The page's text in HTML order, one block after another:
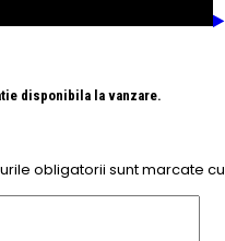
disponibila la vanzare.
obligatorii sunt marcate cu